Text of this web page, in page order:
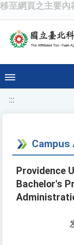
移至網頁之主要內
:::
Providence
Bachelor's